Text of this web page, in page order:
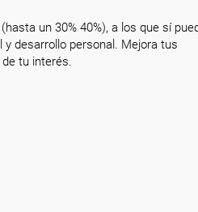
un 30% 40%), a los que sí
desarrollo personal. Mejora tus
tu interés.